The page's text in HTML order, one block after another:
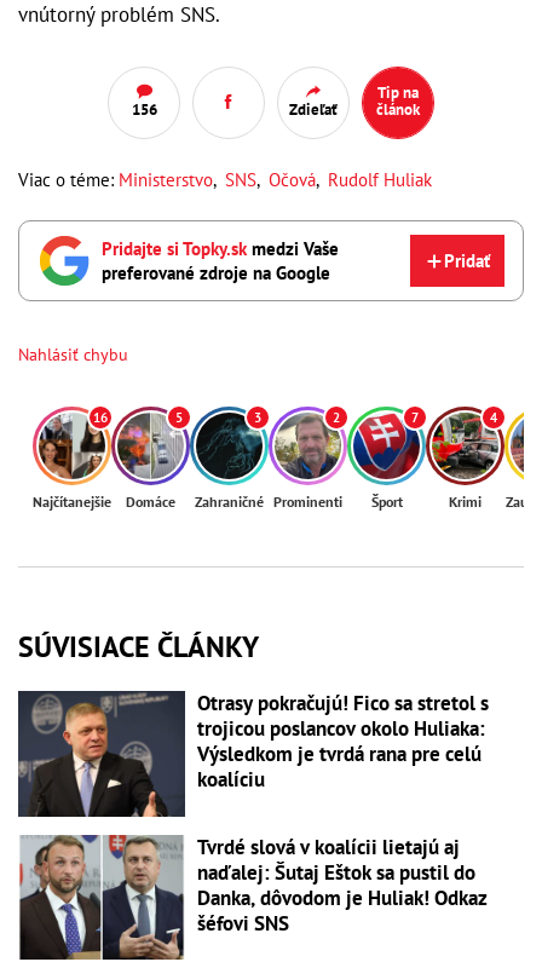
vnútorný problém SNS.
156 Zdieľať
Tip na
článok
Viac o téme: Ministerstvo, SNS, Očová, Rudolf Huliak
Pridajte si Topky.sk medzi Vaše
preferované zdroje na Google
Pridať
Nahlásiť chybu
16
Najčítanejšie
5
Domáce
3
Zahraničné
2
Prominenti
7
Šport
4
Krimi
SÚVISIACE ČLÁNKY
Otrasy pokračujú! Fico sa stretol s
trojicou poslancov okolo Huliaka:
Výsledkom je tvrdá rana pre celú
koalíciu
Tvrdé slová v koalícii lietajú aj
naďalej: Šutaj Eštok sa pustil do
Danka, dôvodom je Huliak! Odkaz
šéfovi SNS